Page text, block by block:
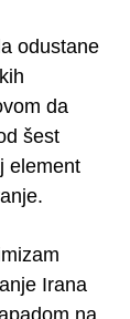
odustane
da
šest
element
Irana
na